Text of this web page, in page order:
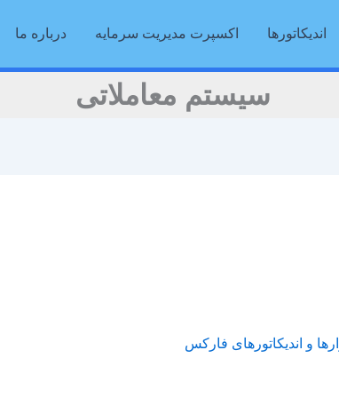
اندیکاتورها اکسپرت مدیریت سرمایه درباره ما
سیستم معاملاتی